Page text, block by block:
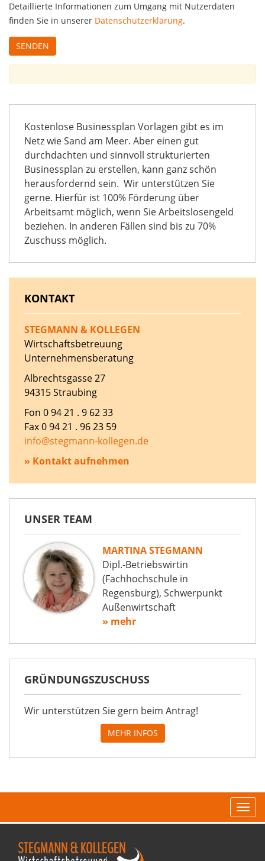
Detaillierte Informationen zum Umgang mit Nutzerdaten
finden Sie in unserer Datenschutzerklärung.
Kostenlose Businessplan Vorlagen gibt es im
Netz wie Sand am Meer. Aber einen gut
durchdachten und sinnvoll strukturierten
Businessplan zu erstellen, kann ganz schön
herausfordernd sein. Wir unterstützen Sie
gerne. Hierfür ist 100% Förderung über
Arbeitsamt möglich, wenn Sie Arbeitslosengeld
beziehen. In anderen Fällen sind bis zu 70%
Zuschuss möglich.
KONTAKT
STEGMANN & KOLLEGEN
Wirtschaftsbetreuung
Unternehmensberatung
Albrechtsgasse 27
94315 Straubing
Fon 0 94 21 . 9 62 33
Fax 0 94 21 . 96 23 59
info@stegmann-kollegen.de
» Kontakt aufnehmen
UNSER TEAM
MARTINA STEGMANN
Dipl.-Betriebswirtin
(Fachhochschule in
Regensburg), Schwerpunkt
Außenwirtschaft
» mehr
GRÜNDUNGSZUSCHUSS
Wir unterstützen Sie gern beim Antrag!
MEHR INFOS